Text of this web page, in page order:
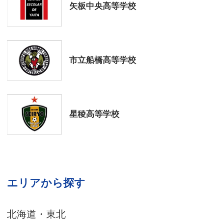
矢板中央高等学校
市立船橋高等学校
星稜高等学校
エリアから探す
北海道・東北